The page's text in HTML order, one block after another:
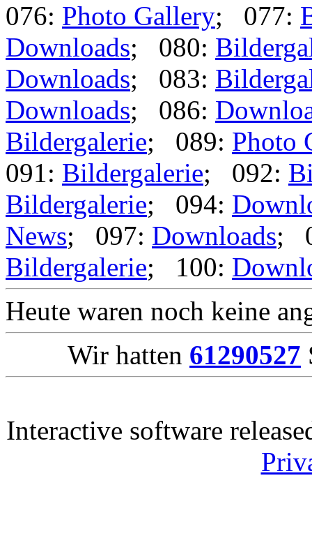
076: Photo Gallery; 077:
Downloads; 080:
Downloads; 083:
Downloads; 086:
Bildergalerie; 089: Photo
091: Bildergalerie; 092:
Bildergalerie; 094:
News; 097: Downloads;
Bildergalerie; 100:
Heute waren noch keine
Wir hatten 61290527
Interactive software